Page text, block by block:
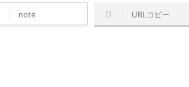
note URLコピー